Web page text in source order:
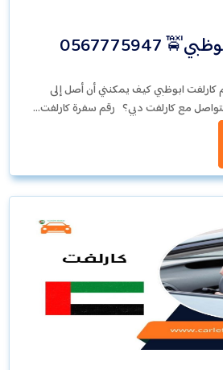
كارلفت ابوظبي كيف يمكنني أن أصل إلى
مع كارلفت دبي؟ رقم سفرة كارلفت…